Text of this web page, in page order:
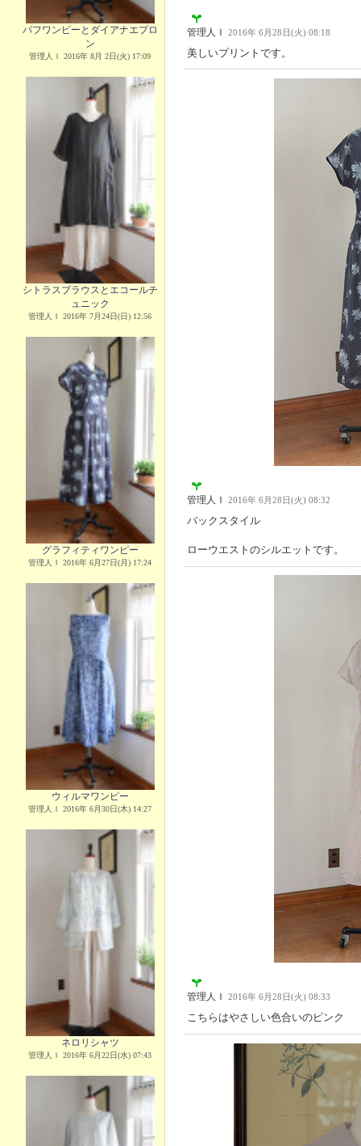
パフワンピーとダイアナエプロ
ン
管理人Ｉ 2016年 8月 2日(火) 17:09
シトラスブラウスとエコールチ
ュニック
管理人Ｉ 2016年 7月24日(日) 12:56
グラフィティワンピー
管理人Ｉ 2016年 6月27日(月) 17:24
ウィルマワンピー
管理人Ｉ 2016年 6月30日(木) 14:27
ネロリシャツ
管理人Ｉ 2016年 6月22日(水) 07:43
管理人Ｉ 2016年 6月28日(火) 08:18
美しいプリントです。
管理人Ｉ 2016年 6月28日(火) 08:32
バックスタイル
ローウエストのシルエットです。
管理人Ｉ 2016年 6月28日(火) 08:33
こちらはやさしい色合いのピンク